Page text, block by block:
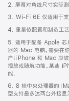
页
脚
2. 屏幕对角线尺寸实际
3. Wi-Fi 6E 仅适用于支
4. 重量依配置和制造工艺
5. 适用于配备 Apple 芯
器的 Mac 电脑。需要在
户；iPhone 和 Mac 应
播放或随航功能。某些
能。
6. 8 核中央处理器的
型支持最多达两台外接显